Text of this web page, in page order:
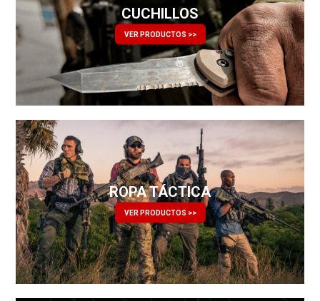
CUCHILLOS
VER PRODUCTOS >>
ROPA TÁCTICA
VER PRODUCTOS >>